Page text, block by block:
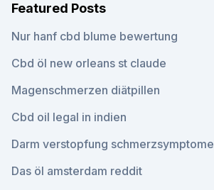
Featured Posts
Nur hanf cbd blume bewertung
Cbd öl new orleans st claude
Magenschmerzen diätpillen
Cbd oil legal in indien
Darm verstopfung schmerzsymptome
Das öl amsterdam reddit